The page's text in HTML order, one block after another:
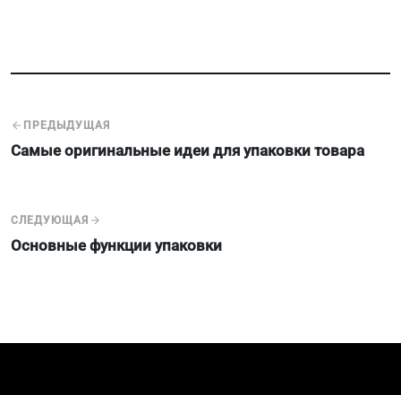
ПРЕДЫДУЩАЯ
Самые оригинальные идеи для упаковки товара
СЛЕДУЮЩАЯ
Основные функции упаковки